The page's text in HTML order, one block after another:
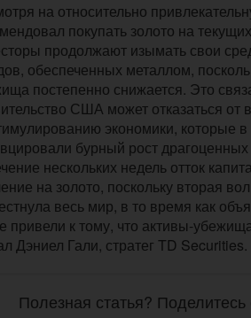
на относительно
покупать золото на
продолжают изымать свои
обеспеченных металлом,
постепенно снижается. Это
США может отказаться
экономики, которые в
бурный рост
нескольких недель отток
на золото, поскольку вторая
весь мир, в то время как
привели к тому, что активы-
Дэниел Гали, стратег TD Securities.
Полезная статья?